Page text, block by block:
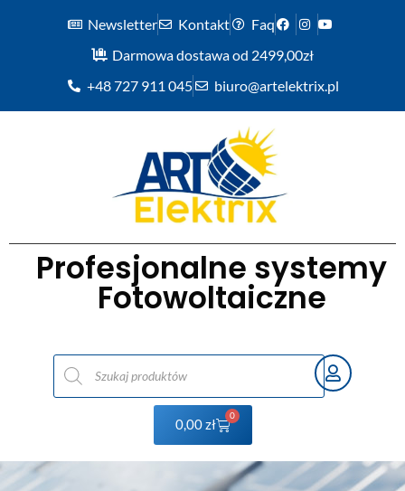
Newsletter Kontakt
Faq
Darmowa dostawa od 2499,00zł
+48 727 911 045
biuro@artelektrix.pl
Profesjonalne systemy
Fotowoltaiczne
0,00zł
0